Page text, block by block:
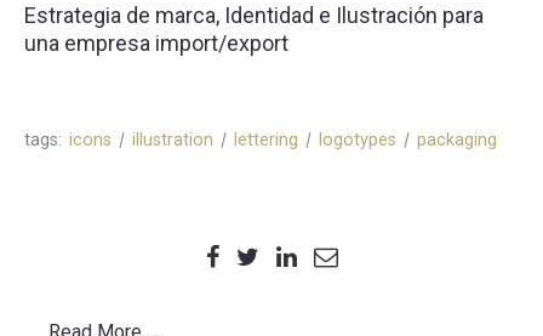
Estrategia de marca, Identidad e Ilustración para
una empresa import/export
tags: icons illustration lettering logotypes packaging
Read More ...